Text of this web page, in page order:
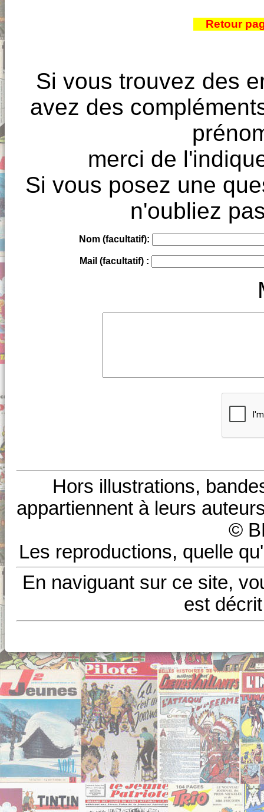
Retour
Si vous trouvez des
avez des
merci de
Si vous posez une
n'oubliez
Nom (facultatif):
Mail (facultatif) :
Hors illustrations,
appartiennent à leurs
©
Les reproductions, quelle
En naviguant sur ce site,
est